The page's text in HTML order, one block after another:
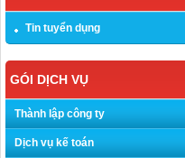
Tin tuyển dụng
GÓI DỊCH VỤ
Thành lập công ty
Dịch vụ kế toán